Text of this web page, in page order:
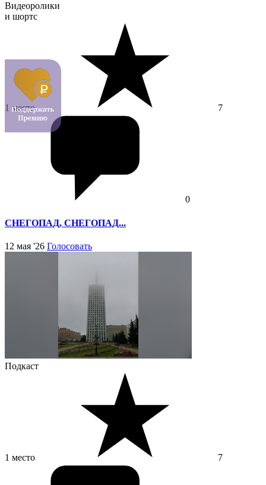
Видеоролики
и шортс
1 место 7
0
СНЕГОПАД, СНЕГОПАД...
12 мая '26 Голосовать
Подкаст
1 место 7